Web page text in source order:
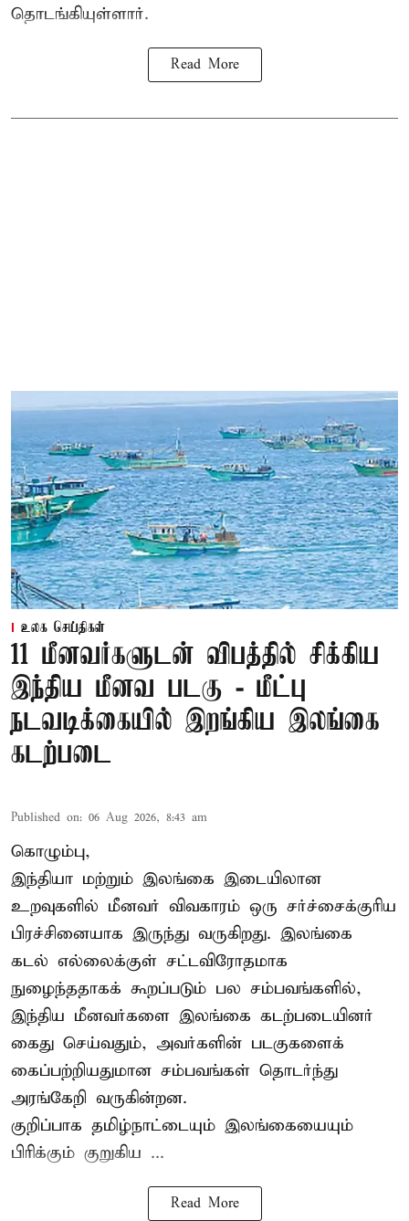
தொடங்கியுள்ளார்.
Read More
உலக செய்திகள்
11 மீனவர்களுடன் விபத்தில் சிக்கிய
இந்திய மீனவ படகு - மீட்பு
நடவடிக்கையில் இறங்கிய இலங்கை
கடற்படை
Published on: 06 Aug 2026, 8:43 am
கொழும்பு,
இந்தியா மற்றும் இலங்கை இடையிலான
உறவுகளில் மீனவர் விவகாரம் ஒரு சர்ச்சைக்குரிய
பிரச்சினையாக இருந்து வருகிறது. இலங்கை
கடல் எல்லைக்குள் சட்டவிரோதமாக
நுழைந்ததாகக் கூறப்படும் பல சம்பவங்களில்,
இந்திய மீனவர்களை இலங்கை கடற்படையினர்
கைது செய்வதும், அவர்களின் படகுகளைக்
கைப்பற்றியதுமான சம்பவங்கள் தொடர்ந்து
அரங்கேறி வருகின்றன.
குறிப்பாக தமிழ்நாட்டையும் இலங்கையையும்
பிரிக்கும் குறுகிய ...
Read More